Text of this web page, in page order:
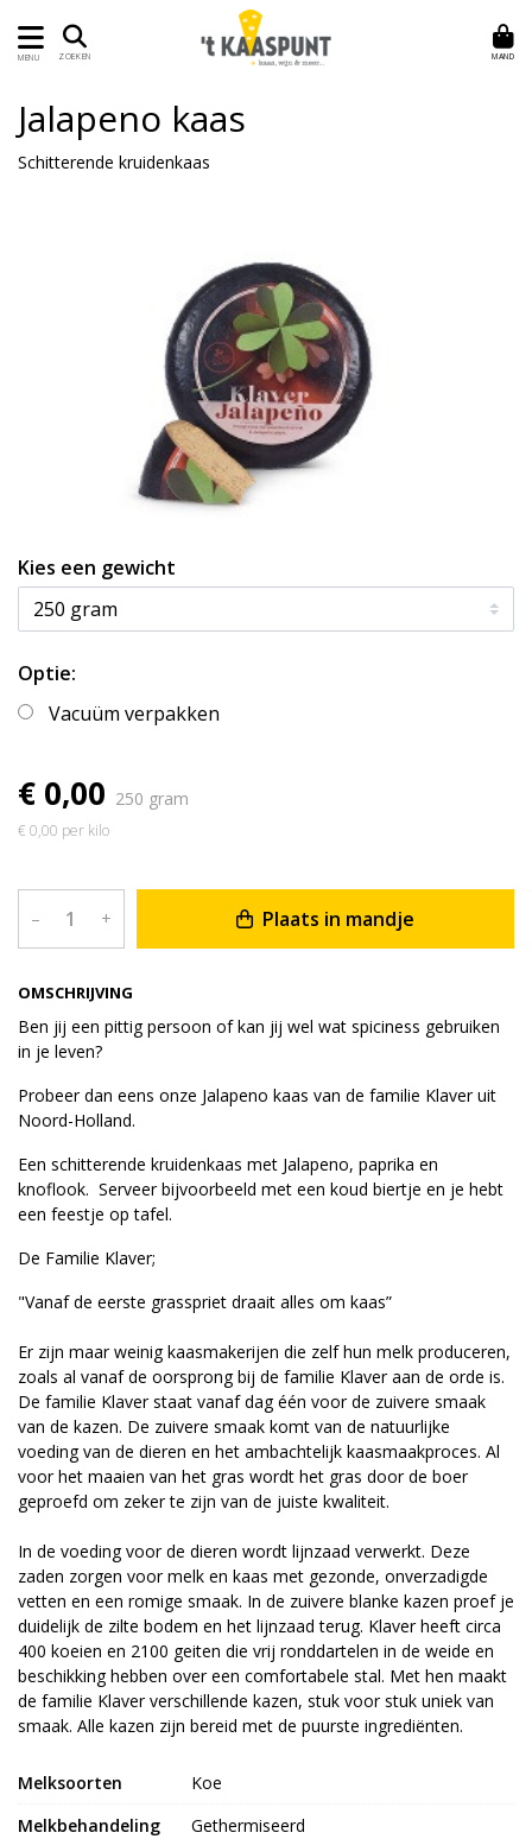
MENU ZOEKEN MAND
OMSCHRIJVING
Ben jij een pittig persoon of kan jij wel wat spiciness gebruiken
in je leven?
Probeer dan eens onze Jalapeno kaas van de familie Klaver uit
Noord-Holland.
Een schitterende kruidenkaas met Jalapeno, paprika en
knoflook. Serveer bijvoorbeeld met een koud biertje en je hebt
een feestje op tafel.
De Familie Klaver;
"Vanaf de eerste grasspriet draait alles om kaas”
Er zijn maar weinig kaasmakerijen die zelf hun melk produceren,
zoals al vanaf de oorsprong bij de familie Klaver aan de orde is.
De familie Klaver staat vanaf dag één voor de zuivere smaak
van de kazen. De zuivere smaak komt van de natuurlijke
voeding van de dieren en het ambachtelijk kaasmaakproces. Al
voor het maaien van het gras wordt het gras door de boer
geproefd om zeker te zijn van de juiste kwaliteit.
In de voeding voor de dieren wordt lijnzaad verwerkt. Deze
zaden zorgen voor melk en kaas met gezonde, onverzadigde
vetten en een romige smaak. In de zuivere blanke kazen proef je
duidelijk de zilte bodem en het lijnzaad terug. Klaver heeft circa
400 koeien en 2100 geiten die vrij ronddartelen in de weide en
beschikking hebben over een comfortabele stal. Met hen maakt
de familie Klaver verschillende kazen, stuk voor stuk uniek van
smaak. Alle kazen zijn bereid met de puurste ingrediënten.
Jalapeno kaas
Schitterende kruidenkaas
Kies een gewicht
Optie:
Vacuüm verpakken
€ 0,00 250 gram
€ 0,00 per kilo
– + Plaats in mandje
Melksoorten
Koe
Melkbehandeling
Gethermiseerd